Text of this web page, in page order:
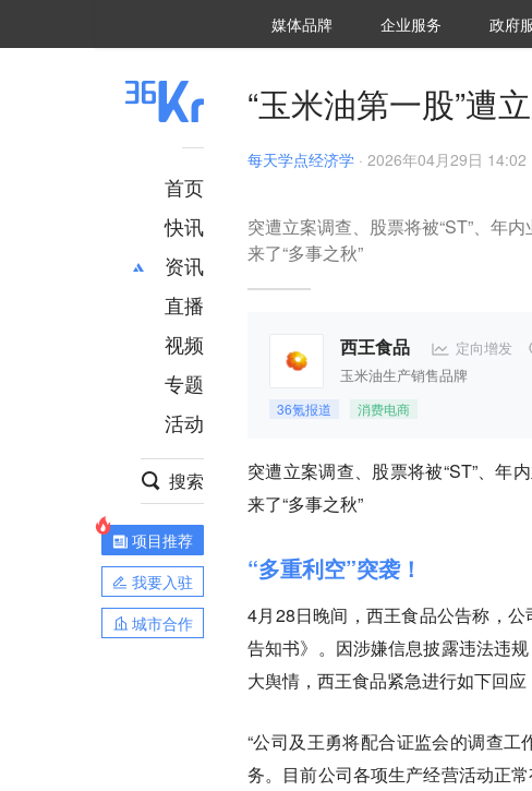
媒体品牌 36Kr研究院
企业服务 城市
政府
首页
快讯
资讯
推荐
财经
项目推荐
安徽
直播
视频
专题
活动
搜索
项目推荐
我要入驻
城市合作
“玉米油第一股”遭
每天学点经济学 · 2026年04月29日 14:02
突遭立案调查、股票将被“ST”、年
来了“多事之秋”
西王食品 定向增发
玉米油生产销售品牌
36氪报道 消费电商
突遭立案调查、股票将被“ST”、年
来了“多事之秋”
“多重利空”突袭！
4月28日晚间，西王食品公告称，
告知书》。因涉嫌信息披露违法违
大舆情，西王食品紧急进行如下回应
“公司及王勇将配合证监会的调查
务。目前公司各项生产经营活动正